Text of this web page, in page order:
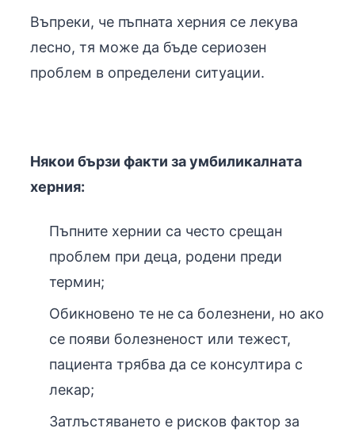
Въпреки, че пъпната херния се лекува
лесно, тя може да бъде сериозен
проблем в определени ситуации.
Някои бързи факти за умбиликалната
херния:
Пъпните хернии са често срещан
проблем при деца, родени преди
термин;
Обикновено те не са болезнени, но ако
се появи болезненост или тежест,
пациента трябва да се консултира с
лекар;
Затлъстяването е рисков фактор за